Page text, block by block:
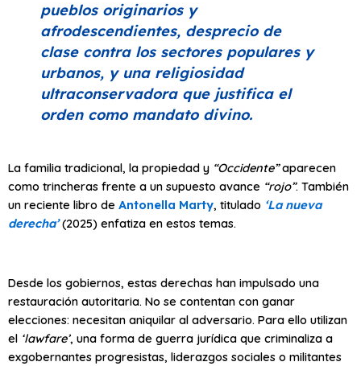
pueblos originarios y
afrodescendientes, desprecio de
clase contra los sectores populares y
urbanos, y una religiosidad
ultraconservadora que justifica el
orden como mandato divino.
La familia tradicional, la propiedad y “Occidente”aparecen
como trincheras frente a un supuesto avance “rojo”. También
un reciente libro de Antonella Marty, titulado ‘La nueva
derecha’(2025) enfatiza en estos temas.
Desde los gobiernos, estas derechas han impulsado una
restauración autoritaria. No se contentan con ganar
elecciones: necesitan aniquilar al adversario. Para ello utilizan
el ‘lawfare’, una forma de guerra jurídica que criminaliza a
exgobernantes progresistas, liderazgos sociales o militantes